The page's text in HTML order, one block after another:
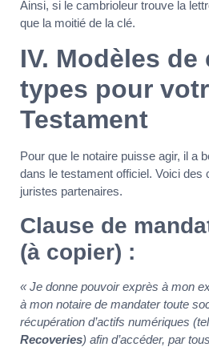
Ainsi, si le cambrioleur trouve la
que la moitié de la clé.
IV. Modèles de
types pour
Testament
Pour que le notaire puisse agir, il a
dans le testament officiel. Voici des
juristes partenaires.
Clause de
(à copier) :
« Je donne pouvoir exprès à mon
à mon notaire de mandater toute
récupération d’actifs numériques
Recoveries) afin d’accéder, par